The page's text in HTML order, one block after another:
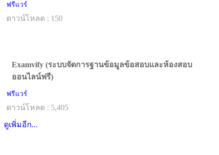
ฟรีแวร์
ดาวน์โหลด : 150
Examvify (ระบบจัดการฐานข้อมูลข้อสอบและห้องสอบ
ออนไลน์ฟรี)
ฟรีแวร์
ดาวน์โหลด : 5,405
ดูเพิ่มอีก...